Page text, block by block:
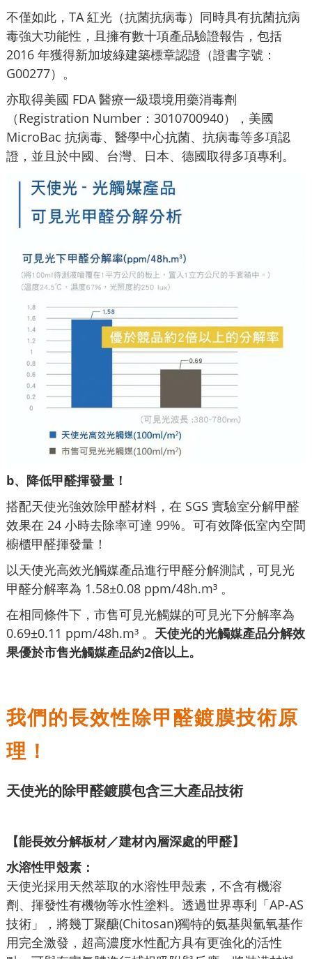
不僅如此，TA 紅光（抗菌抗病毒）同時具有抗菌抗病
毒強大功能性，且擁有數十項產品驗證報告，包括
2016 年獲得新加坡綠建築標章認證（證書字號：
G00277）。
亦取得美國 FDA 醫療一級環境用藥消毒劑
（Registration Number：3010700940），美國
MicroBac 抗病毒、醫學中心抗菌、抗病毒等多項認
證，並且於中國、台灣、日本、德國取得多項專利。
b、降低甲醛揮發量！
搭配天使光強效除甲醛材料，在 SGS 實驗室分解甲醛
效果在 24 小時去除率可達 99%。可有效降低室內空間
櫥櫃甲醛揮發量！
以天使光高效光觸媒產品進行甲醛分解測試，可見光
甲醛分解率為 1.58±0.08 ppm/48h.m³ 。
在相同條件下，市售可見光觸媒的可見光下分解率為
0.69±0.11 ppm/48h.m³ 。 天使光的光觸媒產品分解效
果優於市售光觸媒產品約2倍以上。
我們的長效性除甲醛鍍膜技術原
理！
天使光的除甲醛鍍膜包含三大產品技術
【能長效分解板材／建材內層深處的甲醛】
水溶性甲殼素：
天使光採用天然萃取的水溶性甲殼素，不含有機溶
劑、揮發性有機物等水性塗料。透過世界專利「AP-AS
技術」，將幾丁聚醣(Chitosan)獨特的氨基與氫氧基作
用完全激發，超高濃度水性配方具有更強化的活性